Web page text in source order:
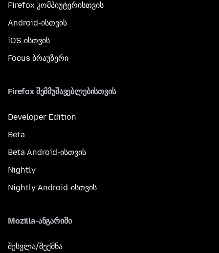
Firefox კომპიუტერისთვის
Android-ისთვის
iOS-ისთვის
Focus ბრაუზერი
Firefox შემმუშავებლებისთვის
Developer Edition
Beta
Beta Android-ისთვის
Nightly
Nightly Android-ისთვის
Mozilla-ანგარიში
შესვლა/შექმნა